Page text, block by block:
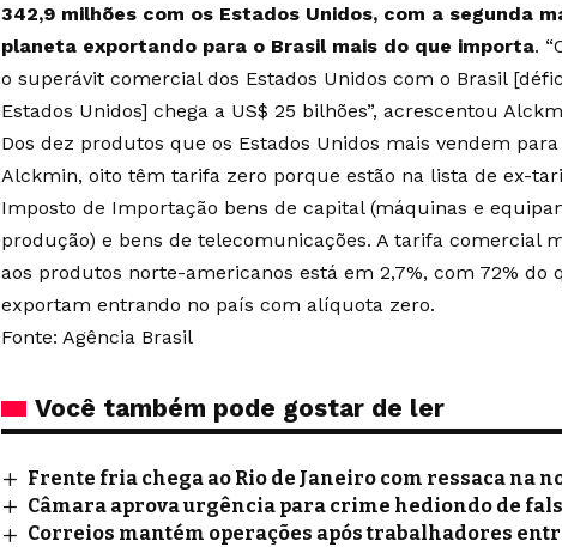
342,9 milhões com os Estados Unidos, com a segunda
planeta exportando para o Brasil mais do que importa.
o superávit comercial dos Estados Unidos com o Brasil
Estados Unidos] chega a US$ 25 bilhões”, acrescentou
Dos dez produtos que os Estados Unidos mais vendem
Alckmin, oito têm tarifa zero porque estão na lista de ex-
Imposto de Importação bens de capital (máquinas e
produção) e bens de telecomunicações. A tarifa comercial
aos produtos norte-americanos está em 2,7%, com 72% do
exportam entrando no país com alíquota zero.
Fonte: Agência Brasil
Você também pode gostar de ler
Frente fria chega ao Rio de Janeiro com ressaca na
Câmara aprova urgência para crime hediondo de
Correios mantém operações após trabalhadores